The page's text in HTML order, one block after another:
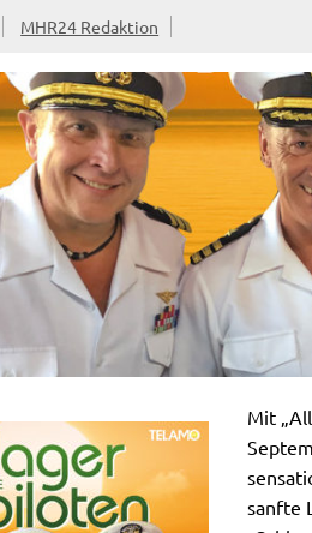
MHR24 Redaktion
Mit
sanfte